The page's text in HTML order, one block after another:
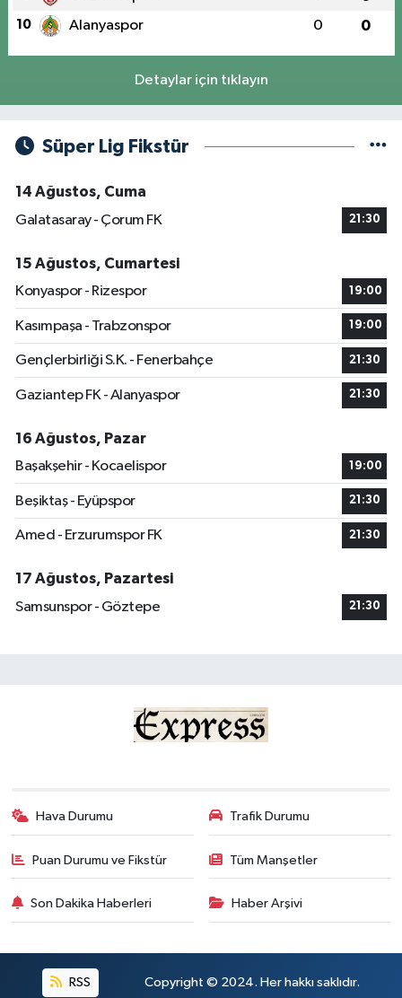
10 Alanyaspor 0 0
Detaylar için tıklayın
Süper Lig Fikstür
14 Ağustos, Cuma
Galatasaray - Çorum FK
21:30
15 Ağustos, Cumartesi
Konyaspor - Rizespor
19:00
Kasımpaşa - Trabzonspor 19:00
Gençlerbirliği S.K. - Fenerbahçe 21:30
Gaziantep FK - Alanyaspor 21:30
16 Ağustos, Pazar
Başakşehir - Kocaelispor
19:00
Beşiktaş - Eyüpspor 21:30
Amed - Erzurumspor FK 21:30
17 Ağustos, Pazartesi
Samsunspor - Göztepe
21:30
Hava Durumu Trafik Durumu
Puan Durumu ve Fikstür Tüm Manşetler
Son Dakika Haberleri Haber Arşivi
RSS Copyright © 2024. Her hakkı saklıdır.